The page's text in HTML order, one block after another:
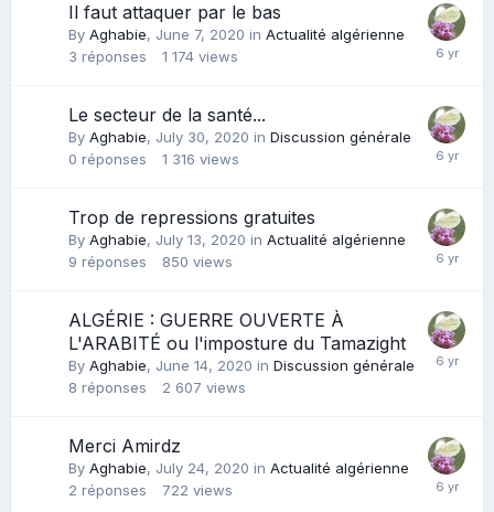
Il faut attaquer par le bas
By Aghabie, June 7, 2020 in Actualité algérienne
3 réponses 1 174 views
Le secteur de la santé...
By Aghabie, July 30, 2020 in Discussion générale
0 réponses 1 316 views
Trop de repressions gratuites
By Aghabie, July 13, 2020 in Actualité algérienne
9 réponses 850 views
ALGÉRIE : GUERRE OUVERTE À
L'ARABITÉ ou l'imposture du Tamazight
By Aghabie, June 14, 2020 in Discussion générale
8 réponses 2 607 views
Merci Amirdz
By Aghabie, July 24, 2020 in Actualité algérienne
2 réponses 722 views